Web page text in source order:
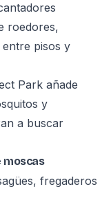
roedores,
pisos y
Park añade
y
a buscar
moscas
fregaderos